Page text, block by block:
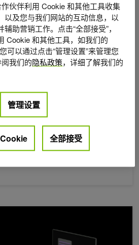
启能源自由新时代
的能量产生过程，被誉为解决
”。然而，实现持续、稳定的“点
低游戏运行时的推理成本
伙伴利用 Cookie 和其他工具收集
以及您与我们网站的互动信息，以
助营销工作。点击“全部接受”，
Cookie 和其他工具，如我们的
可以通过点击“管理设置”来管理您
我们的隐私政策，详细了解我们的
管理设置
全部接受